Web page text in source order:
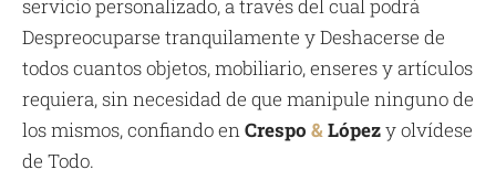
servicio personalizado, a través del cual podrá
Despreocuparse tranquilamente y Deshacerse de
todos cuantos objetos, mobiliario, enseres y artículos
requiera, sin necesidad de que manipule ninguno de
los mismos, confiando enCrespo &Lópezy olvídese
de Todo.